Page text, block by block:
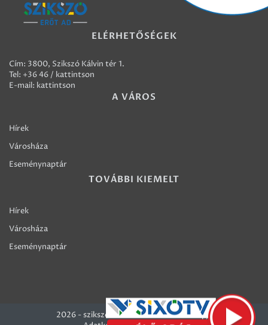
ELÉRHETŐSÉGEK
Cím: 3800, Szikszó Kálvin tér 1.
Tel: +36 46 / kattintson
E-mail: kattintson
A VÁROS
Hírek
Városháza
Eseménynaptár
TOVÁBBI KIEMELT
Hírek
Városháza
Eseménynaptár
2026 - szikszo.hu - Szikszó Város honlapja